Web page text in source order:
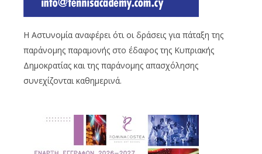
Η Αστυνομία αναφέρει ότι οι δράσεις για πάταξη της
παράνομης παραμονής στο έδαφος της Κυπριακής
Δημοκρατίας και της παράνομης απασχόλησης
συνεχίζονται καθημερινά.